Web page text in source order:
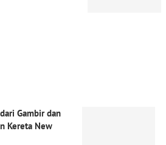
Gambir dan
Kereta New